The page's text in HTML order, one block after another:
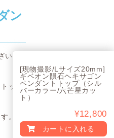
[現物撮影/Lサイズ20mm]
ギベオン隕石ヘキサゴン
ペンダントトップ（シル
バーカラー/六芒星カッ
ト）
¥12,800
カートに入れる
ン
いま
ップ
。